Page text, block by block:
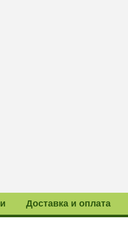
Доставка и оплата